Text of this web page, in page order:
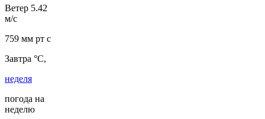
Ветер 5.42
м/с
759 мм рт с
Завтра °C,
неделя
погода на
неделю